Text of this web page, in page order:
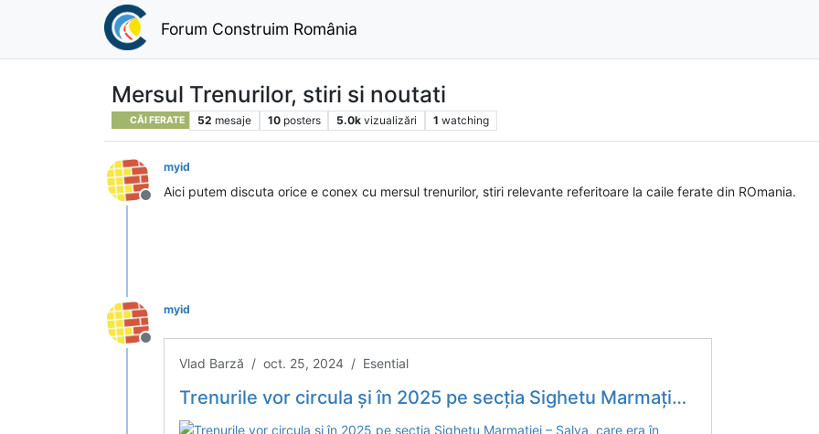
Forum Construim România
Mersul Trenurilor, stiri si noutati
CĂI FERATE 52 mesaje 10 posters 5.0k vizualizări 1 watching
Deconectat
myid
Aici putem discuta orice e conex cu mersul trenurilor, stiri relevante referitoare la caile ferate din ROmania.
Deconectat
myid
Vlad Barză / oct. 25, 2024 / Esential
Trenurile vor circula și în 2025 pe secția Sighetu Marmației – Salva, care era în pericol să se închidă